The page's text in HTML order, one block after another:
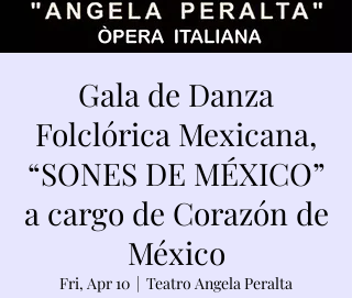
Gala de Danza
Folclórica Mexicana,
“SONES DE MÉXICO”
a cargo de Corazón de
México
Fri, Apr 10
  |
Teatro Angela Peralta